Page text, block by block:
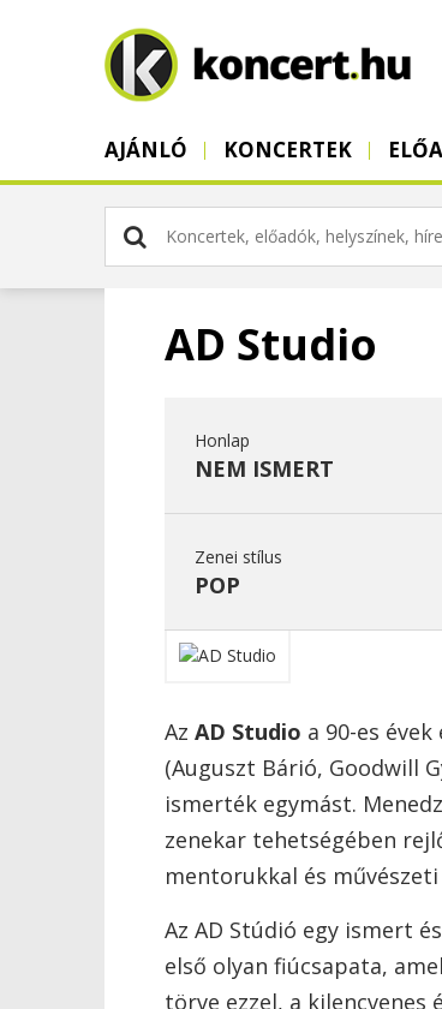
AJÁNLÓ KONCERTEK
AD Studio
Honlap
NEM ISMERT
Zenei stílus
POP
Az AD Studio a 90-es
(Auguszt Bárió, Goodwill
ismerték egymást.
zenekar tehetségében
mentorukkal és
Az AD Stúdió egy ismert
első olyan fiúcsapata,
törve ezzel, a